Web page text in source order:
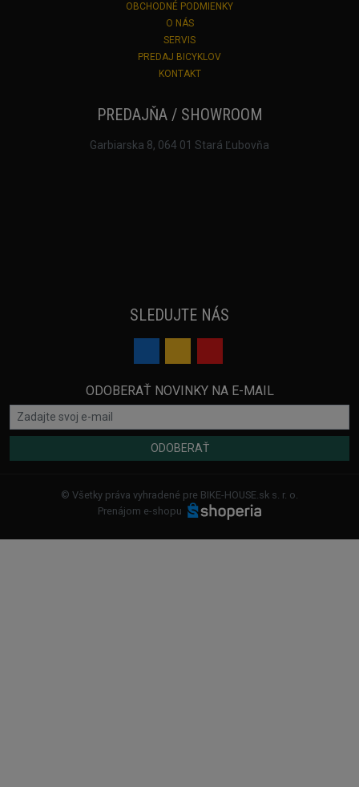
OBCHODNÉ PODMIENKY
O NÁS
SERVIS
PREDAJ BICYKLOV
KONTAKT
PREDAJŇA / SHOWROOM
Garbiarska 8, 064 01 Stará Ľubovňa
SLEDUJTE NÁS
ODOBERAŤ NOVINKY NA E-MAIL
ODOBERAŤ
© Všetky práva vyhradené pre BIKE-HOUSE.sk s. r. o.
Prenájom e-shopu